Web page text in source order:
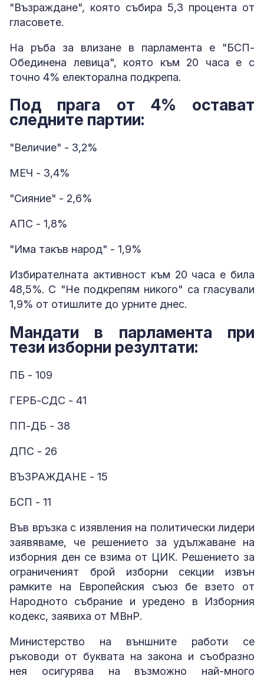
"Възраждане", която събира 5,3 процента от
гласовете.
На ръба за влизане в парламента е "БСП-
Обединена левица", която към 20 часа е с
точно 4% електорална подкрепа.
Под прага от 4% остават
следните партии:
"Величие" - 3,2%
МЕЧ - 3,4%
"Сияние" - 2,6%
АПС - 1,8%
"Има такъв народ" - 1,9%
Избирателната активност към 20 часа е била
48,5%. С "Не подкрепям никого" са гласували
1,9% от отишлите до урните днес.
Мандати в парламента при
тези изборни резултати:
ПБ - 109
ГЕРБ-СДС - 41
ПП-ДБ - 38
ДПС - 26
ВЪЗРАЖДАНЕ - 15
БСП - 11
Във връзка с изявления на политически лидери
заявяваме, че решението за удължаване на
изборния ден се взима от ЦИК. Решението за
ограниченият брой изборни секции извън
рамките на Европейския съюз бе взето от
Народното събрание и уредено в Изборния
кодекс, заявиха от МВнР.
Министерство на външните работи се
ръководи от буквата на закона и съобразно
нея осигурява на възможно най-много